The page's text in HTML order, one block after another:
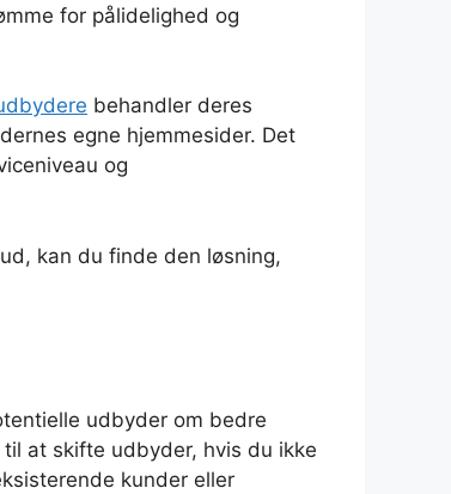
for pålidelighed og
behandler deres
egne hjemmesider. Det
og
kan du finde den løsning,
udbyder om bedre
at skifte udbyder, hvis du ikke
kunder eller